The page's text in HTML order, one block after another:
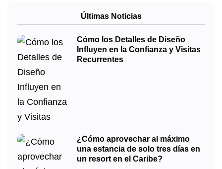
Últimas Noticias
Cómo los Detalles de Diseño
Influyen en la Confianza y Visitas
Recurrentes
¿Cómo aprovechar al máximo
una estancia de solo tres días en
un resort en el Caribe?